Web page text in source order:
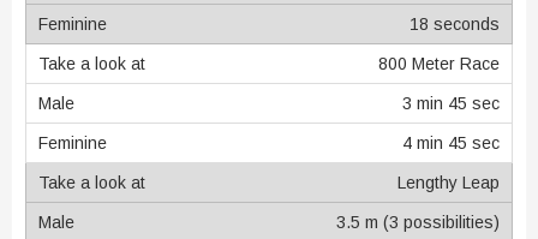
18 seconds
800 Meter Race
3 min 45 sec
4 min 45 sec
Lengthy Leap
3.5 m (3 possibilities)